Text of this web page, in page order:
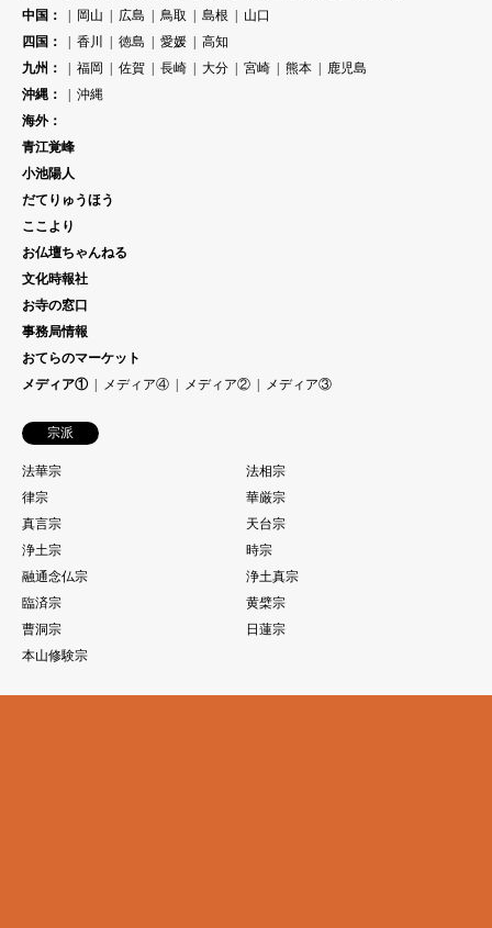
中国：
岡山 広島 鳥取 島根
山口
四国：
香川 徳島 愛媛
高知
九州：
福岡 佐賀 長崎 大分 宮崎 熊本
鹿児島
沖縄：
沖縄
海外：
青江覚峰
小池陽人
だてりゅうほう
ここより
お仏壇ちゃんねる
文化時報社
お寺の窓口
事務局情報
おてらのマーケット
メディア①
メディア④ メディア② メディア③
宗派
法華宗
法相宗
律宗
華厳宗
真言宗
天台宗
浄土宗
時宗
融通念仏宗
浄土真宗
臨済宗
黄檗宗
曹洞宗
日蓮宗
本山修験宗